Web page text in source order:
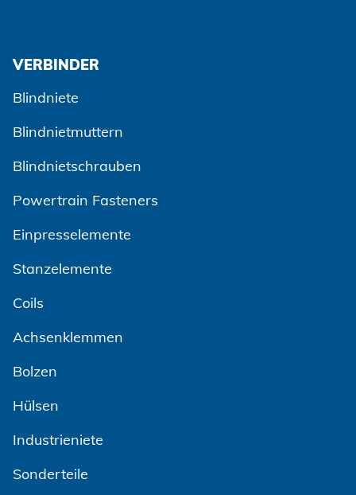
VERBINDER
Blindniete
Blindnietmuttern
Blindnietschrauben
Powertrain Fasteners
Einpresselemente
Stanzelemente
Coils
Achsenklemmen
Bolzen
Hülsen
Industrieniete
Sonderteile